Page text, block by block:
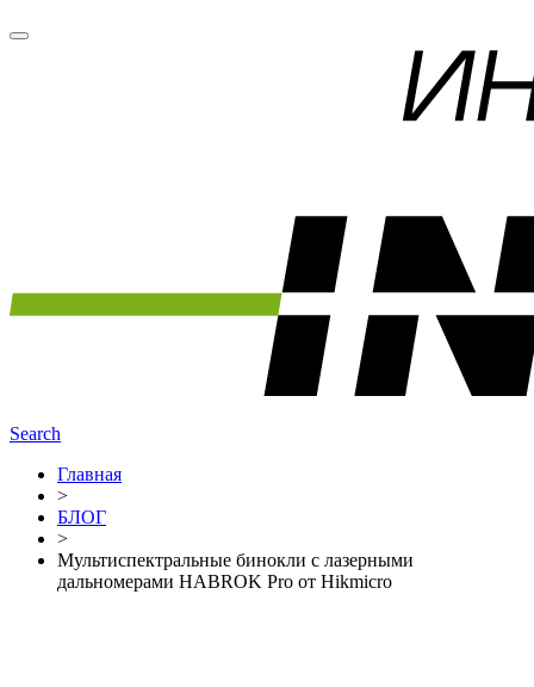
Search
Главная
>
БЛОГ
>
Мультиспектральные бинокли с лазерными
дальномерами HABROK Pro от Hikmicro